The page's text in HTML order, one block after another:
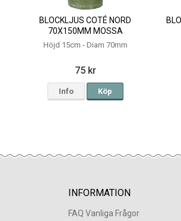
BLOCKLJUS COTÉ NORD
70X150MM MOSSA
Höjd 15cm - Diam 70mm
75 kr
Info Köp
INFORMATION
FAQ Vanliga Frågor